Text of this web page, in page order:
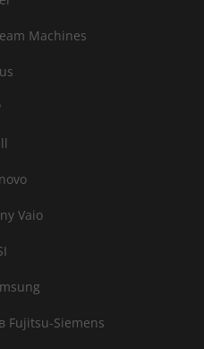
Machines
Vaio
Fujitsu-Siemens